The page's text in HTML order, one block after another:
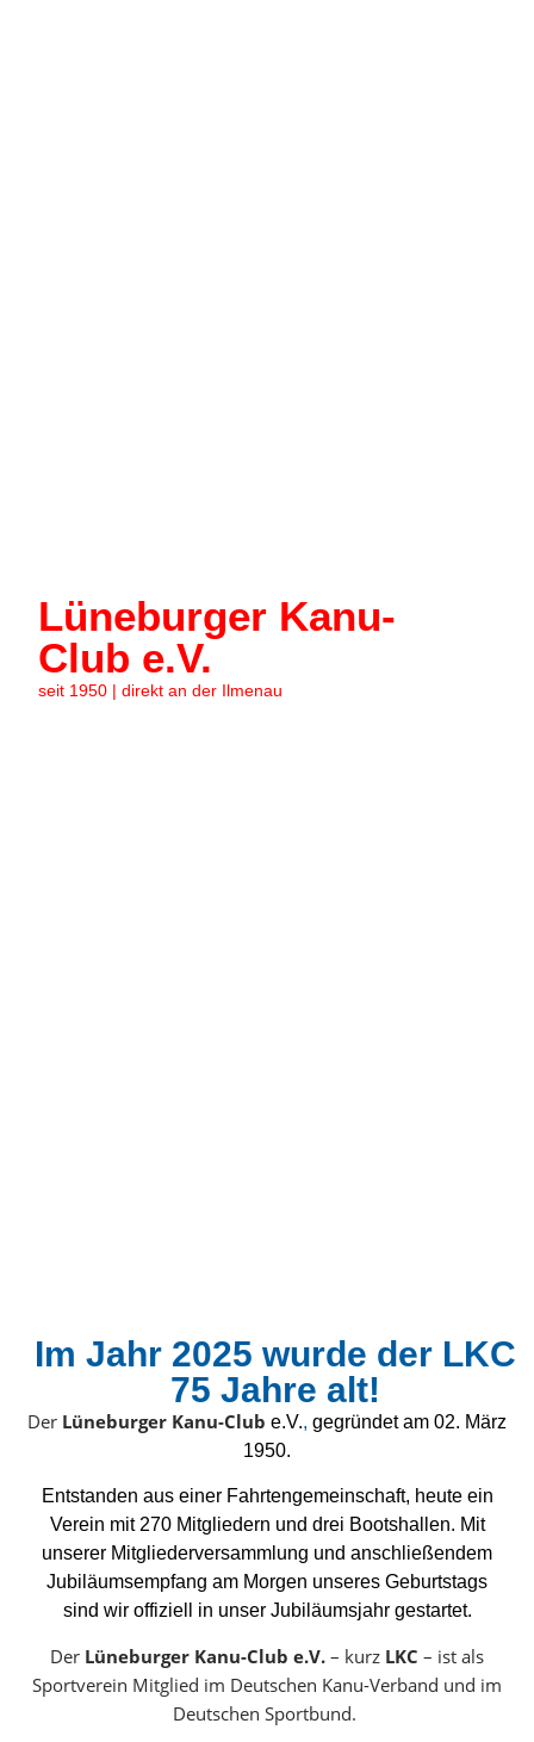
Lüneburger Kanu-
Club e.V.
seit 1950 | direkt an der Ilmenau
Im Jahr 2025 wurde der LKC
75 Jahre alt!
Der Lüneburger Kanu-Club e.V., gegründet am 02. März
1950.
Entstanden aus einer Fahrtengemeinschaft, heute ein
Verein mit 270 Mitgliedern und drei Bootshallen. Mit
unserer Mitgliederversammlung und anschließendem
Jubiläumsempfang am Morgen unseres Geburtstags
sind wir offiziell in unser Jubiläumsjahr gestartet.
Der Lüneburger Kanu-Club e.V. – kurz LKC – ist als
Sportverein Mitglied im Deutschen Kanu-Verband und im
Deutschen Sportbund.